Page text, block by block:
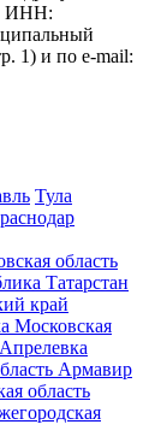
ИНН:
1) и по e-mail:
Тула
область
Татарстан
край
Московская
Апрелевка
Армавир
область